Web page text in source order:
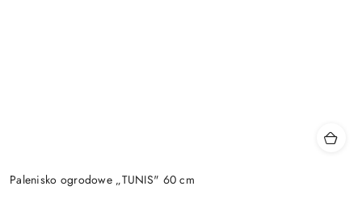
Palenisko ogrodowe „TUNIS" 60 cm